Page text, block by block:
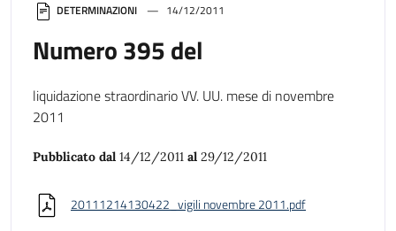
DETERMINAZIONI 14/12/2011
Numero 395 del
liquidazione straordinario VV. UU. mese di novembre
2011
Pubblicato dal 14/12/2011 al 29/12/2011
20111214130422_vigili novembre 2011.pdf